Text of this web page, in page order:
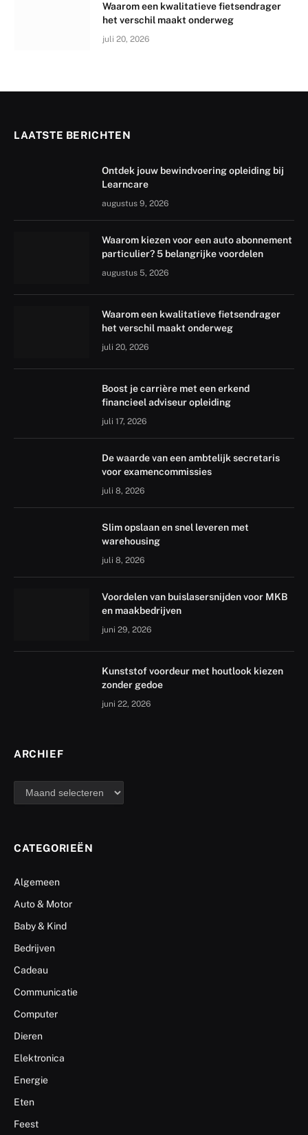
Waarom een kwalitatieve fietsendrager
het verschil maakt onderweg
juli 20, 2026
LAATSTE BERICHTEN
Ontdek jouw bewindvoering opleiding bij
Learncare
augustus 9, 2026
Waarom kiezen voor een auto abonnement
particulier? 5 belangrijke voordelen
augustus 5, 2026
Waarom een kwalitatieve fietsendrager
het verschil maakt onderweg
juli 20, 2026
Boost je carrière met een erkend
financieel adviseur opleiding
juli 17, 2026
De waarde van een ambtelijk secretaris
voor examencommissies
juli 8, 2026
Slim opslaan en snel leveren met
warehousing
juli 8, 2026
Voordelen van buislasersnijden voor MKB
en maakbedrijven
juni 29, 2026
Kunststof voordeur met houtlook kiezen
zonder gedoe
juni 22, 2026
ARCHIEF
archief
CATEGORIEËN
Algemeen
Auto & Motor
Baby & Kind
Bedrijven
Cadeau
Communicatie
Computer
Dieren
Elektronica
Energie
Eten
Feest